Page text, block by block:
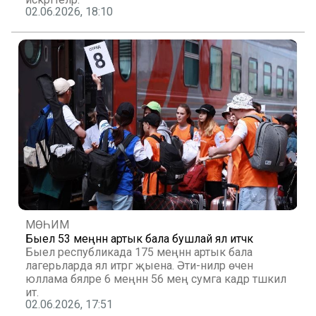
02.06.2026, 18:10
МӨҺИМ
Быел 53 меңнән артык бала бушлай ял итәчәк
Быел республикада 175 меңнән артык бала
лагерьларда ял итәргә җыена. Әти-әниләр өчен
юллама бәяләре 6 меңнән 56 мең сумга кадәр тәшкил
итә.
02.06.2026, 17:51